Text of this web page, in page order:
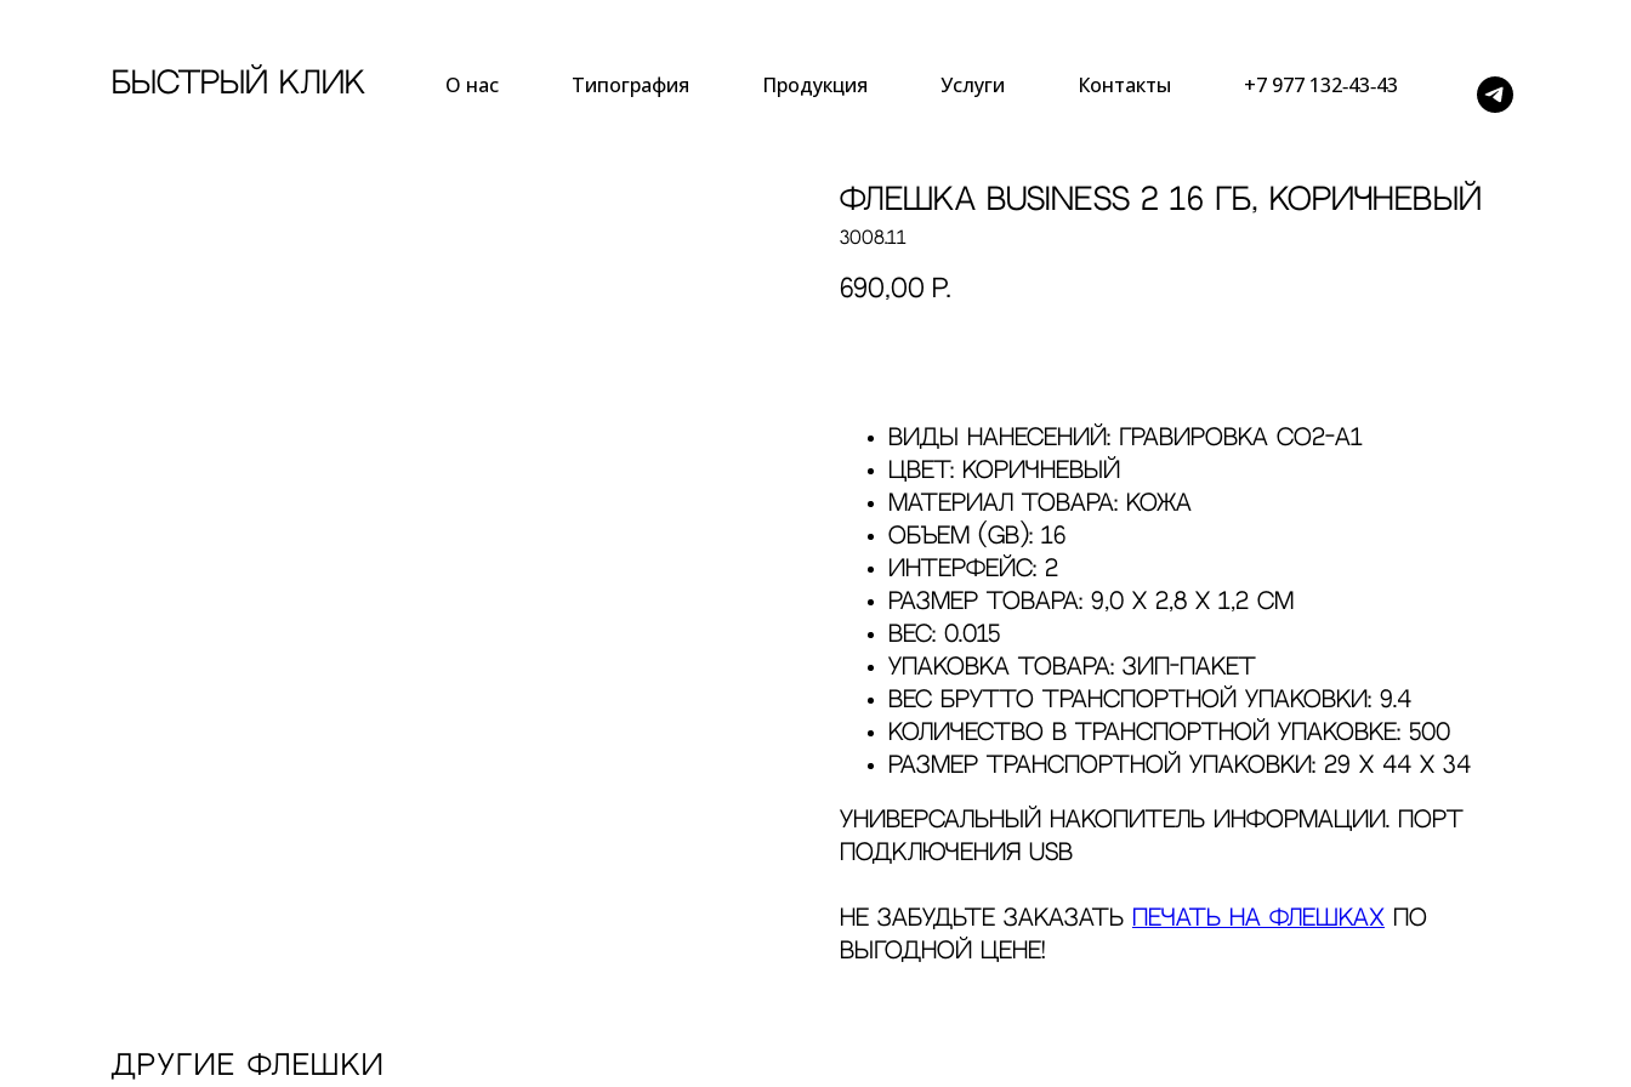
Быстрый Клик О нас Типография Продукция Услуги Контакты +7 977 132‑43‑43
Флешка Business 2 16 Гб, коричневый
3008.11
690,00 р.
Виды нанесений: Гравировка CO2-А1
Цвет: Коричневый
Материал товара: Кожа
Объем (GB): 16
Интерфейс: 2
Размер товара: 9,0 x 2,8 x 1,2 сm
Вес: 0.015
Упаковка товара: Зип-пакет
Вес брутто транспортной упаковки: 9.4
Количество в транспортной упаковке: 500
Размер транспортной упаковки: 29 x 44 x 34
Универсальный накопитель информации. Порт
подключения USB
Не забудьте заказать печать на флешках по
выгодной цене!
Другие флешки